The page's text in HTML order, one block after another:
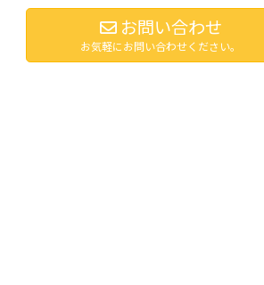
お問い合わせ
お気軽にお問い合わせください。